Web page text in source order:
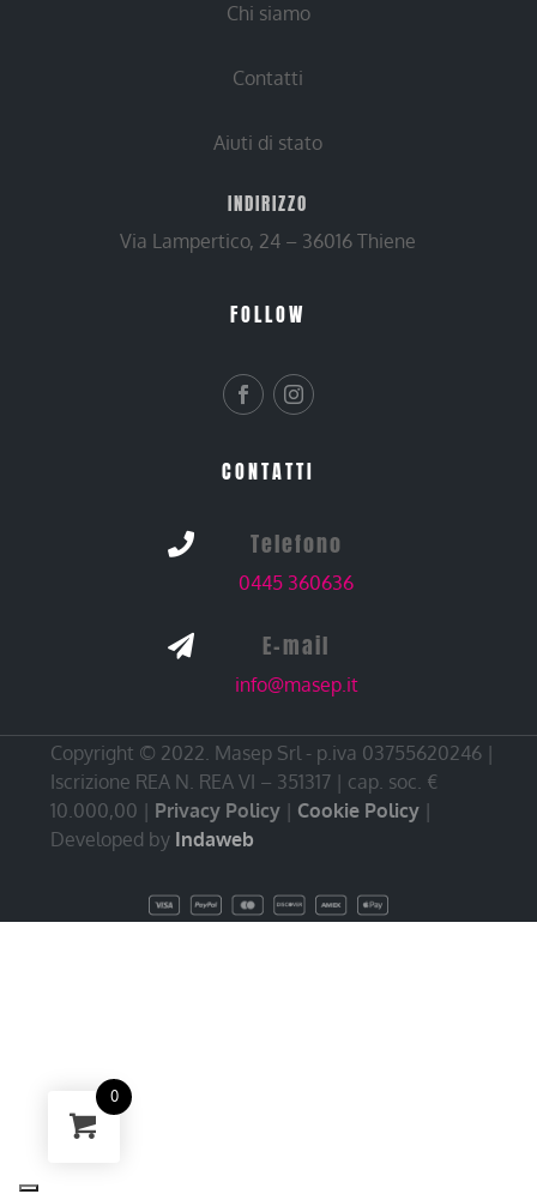
Chi siamo
Contatti
Aiuti di stato
INDIRIZZO
Via Lampertico, 24 – 36016 Thiene
FOLLOW
CONTATTI
 Telefono
0445 360636
 E-mail
info@masep.it
Copyright © 2022. Masep Srl - p.iva 03755620246 |
Iscrizione REA N. REA VI – 351317 | cap. soc. €
10.000,00 | Privacy Policy | Cookie Policy |
Developed by Indaweb
0